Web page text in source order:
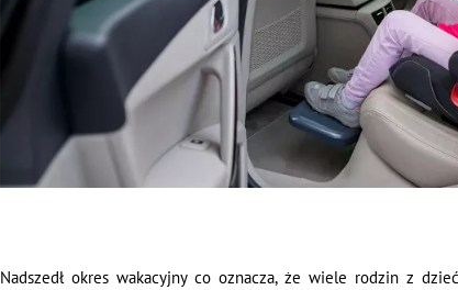
Nadszedł okres wakacyjny co oznacza, że wiele rodzin z